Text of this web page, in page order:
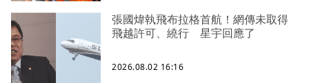
張國煒執飛布拉格首航！網傳未取得
飛越許可、繞行 星宇回應了
2026.08.02 16:16